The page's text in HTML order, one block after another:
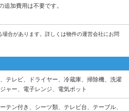
加費用は不要です。
場合があります。詳しくは物件の運営会社にお問
テレビ、ドライヤー、冷蔵庫、掃除機、洗濯
ャー、電子レンジ、電気ポット
テン付き、シーツ類、テレビ台、テーブル、